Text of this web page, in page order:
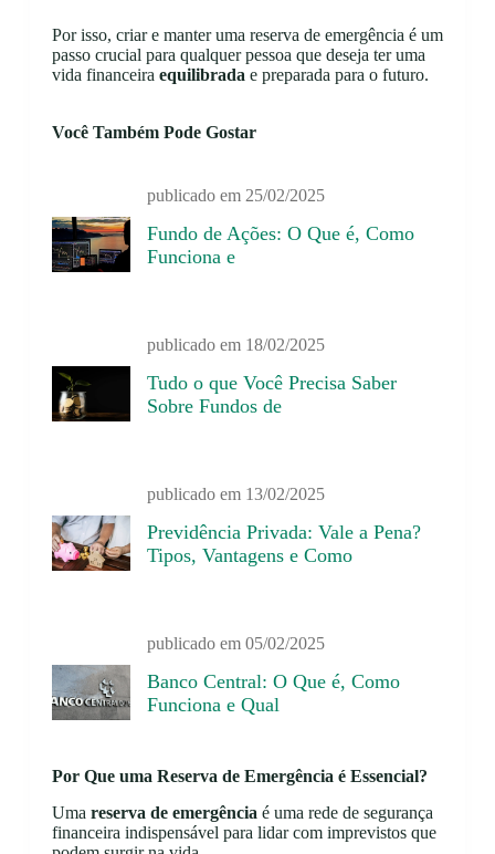
Por isso, criar e manter uma reserva de emergência é um
passo crucial para qualquer pessoa que deseja ter uma
vida financeira equilibrada e preparada para o futuro.
Você Também Pode Gostar
Fundo de Ações: O Que é, Como
Funciona e
publicado em 25/02/2025
Tudo o que Você Precisa Saber
Sobre Fundos de
publicado em 18/02/2025
Previdência Privada: Vale a Pena?
Tipos, Vantagens e Como
publicado em 13/02/2025
Banco Central: O Que é, Como
Funciona e Qual
publicado em 05/02/2025
Por Que uma Reserva de Emergência é Essencial?
Uma reserva de emergência é uma rede de segurança
financeira indispensável para lidar com imprevistos que